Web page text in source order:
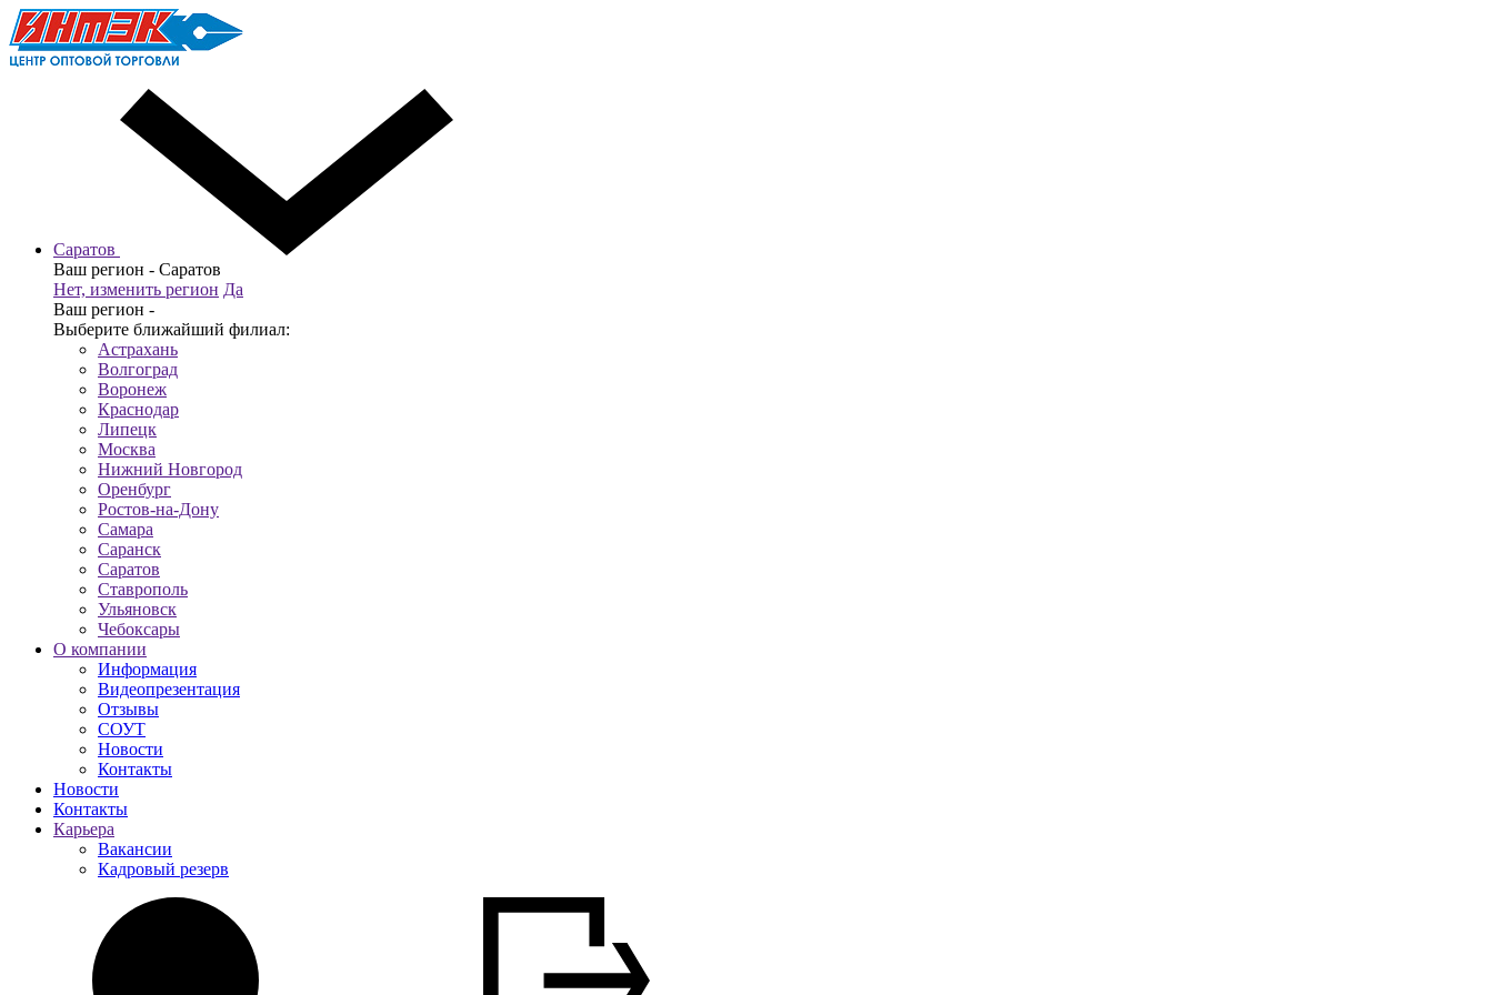
Саратов
Ваш регион - Саратов
Нет, изменить регион Да
Ваш регион -
Выберите ближайший филиал:
Астрахань
Волгоград
Воронеж
Краснодар
Липецк
Москва
Нижний Новгород
Оренбург
Ростов-на-Дону
Самара
Саранск
Саратов
Ставрополь
Ульяновск
Чебоксары
О компании
Информация
Видеопрезентация
Отзывы
СОУТ
Новости
Контакты
Новости
Контакты
Карьера
Вакансии
Кадровый резерв